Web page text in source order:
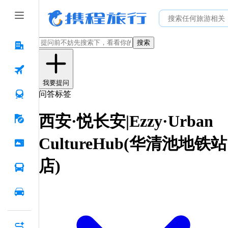
搜索
我要提问
问答标签
西安·悦长安|Ezzy·Urban
CultureHub(华清池地铁站
店)